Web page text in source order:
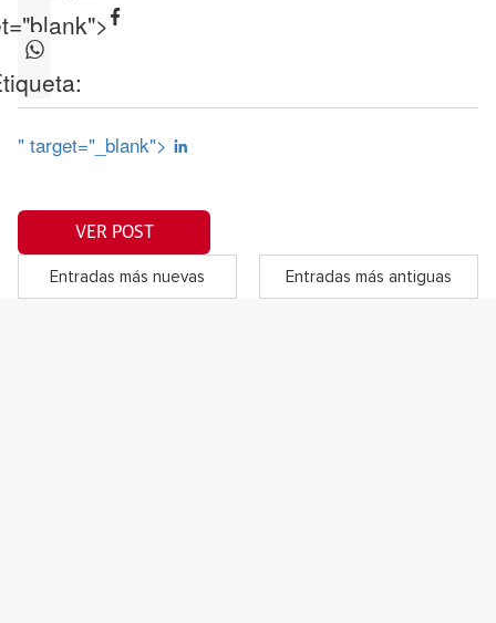
" target="_blank">
VER POST
Entradas más nuevas Entradas más antiguas